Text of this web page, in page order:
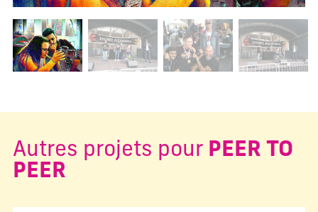
Changer la diapositive actuelle de ce carrousel
Autres projets pour PEER TO
PEER